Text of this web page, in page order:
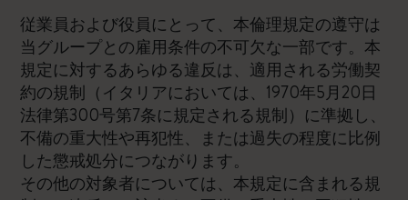
従業員および役員にとって、本倫理規定の遵守は
当グループとの雇用条件の不可欠な一部です。本
規定に対するあらゆる違反は、適用される労働契
約の規制（イタリアにおいては、1970年5月20日
法律第300号第7条に規定される規制）に準拠し、
不備の重大性や再犯性、または過失の程度に比例
した懲戒処分につながります。
その他の対象者については、本規定に含まれる規